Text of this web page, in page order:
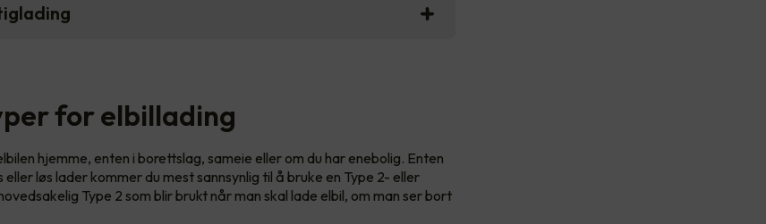
for elbillading
hjemme, enten i borettslag, sameie eller om du har enebolig. Enten
eller løs lader kommer du mest sannsynlig til å bruke en Type 2- eller
Type 2 som blir brukt når man skal lade elbil, om man ser bort